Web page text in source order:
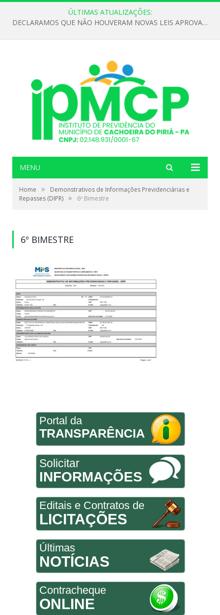
ÚLTIMAS ATUALIZAÇÕES:
DECLARAMOS QUE NÃO HOUVERAM NOVAS LEIS APROVADAS ATÉ O MOMENTO PARA O INSTITUTO DE PREVIDÊNCIA NO ANO DE 2026
MENU
Home »
Demonstrativos de Informações Previdenciárias e
Repasses (DIPR) » 6º Bimestre
6º BIMESTRE
Portal da
TRANSPARÊNCIA
Solicitar
INFORMAÇÕES
Editais e Contratos de
LICITAÇÕES
Últimas
NOTÍCIAS
Contracheque
ONLINE